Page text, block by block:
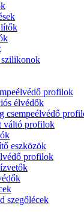
szilikonok
profilok
élvédők
csempeélvédő
váltó profilok
eszközök
profilok
szegőlécek